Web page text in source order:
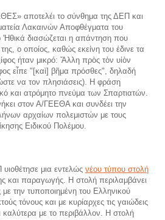
αποτελέι το σύνθημα της ΔΕΠ και
Λακαινών Αποφθέγματα του
'Ηθικά διασώζεται η απάντηση που
ο οποίος, καθώς εκείνη του έδινε τα
ήταν μικρό: Ἄλλη πρὸς τὸν υἱὸν
εἶπε "[καὶ] βῆμα πρόσθες", δηλαδή
να τον πλησιάσεις). Η φράση
και ατρόμητο πνεύμα των Σπαρτιατών.
στον Α/ΓΕΕΘΑ και συνδέει την
αρχαίων πολεμιστών με τους
Ειδικού Πολέμου.
μια εντελώς νέου τύπου στολή
και παραγωγής. Η στολή περιλαμβάνει
την τυποποιημένη του Ελληνικού
τόνους και με κυρίαρχες τις γαιώδεις
με το περιβάλλον. Η στολή